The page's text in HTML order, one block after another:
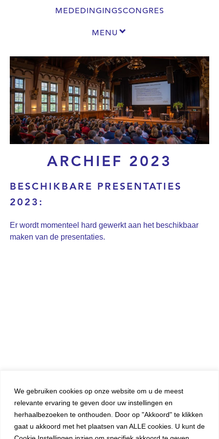
We gebruiken cookies op onze website om u de meest
relevante ervaring te geven door uw instellingen en
herhaalbezoeken te onthouden. Door op "Akkoord" te klikken
gaat u akkoord met het plaatsen van ALLE cookies. U kunt de
MEDEDINGINGSCONGRES
MENU
ARCHIEF 2023
BESCHIKBARE PRESENTATIES
2023:
Er wordt momenteel hard gewerkt aan het beschikbaar
maken van de presentaties.